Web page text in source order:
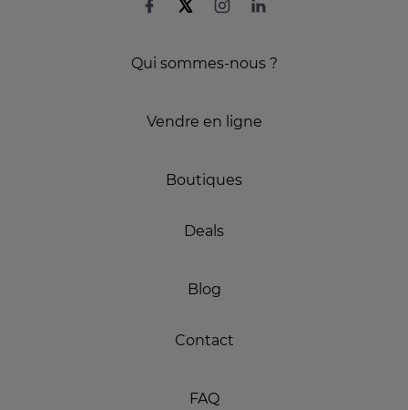
Qui sommes-nous ?
Vendre en ligne
Boutiques
Deals
Blog
Contact
FAQ